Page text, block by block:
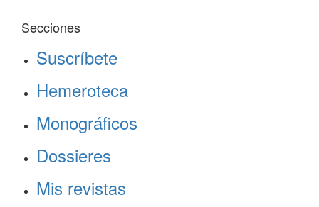
Secciones
Suscríbete
Hemeroteca
Monográficos
Dossieres
Mis revistas